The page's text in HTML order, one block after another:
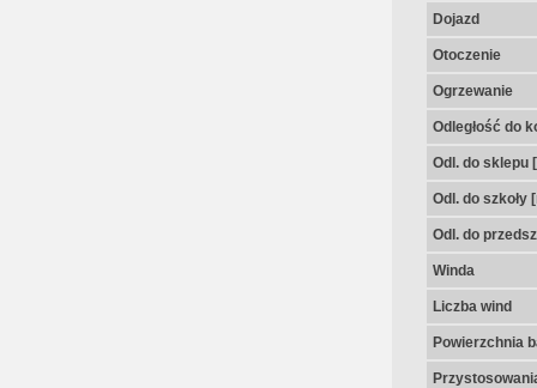
Dojazd
Otoczenie
Ogrzewanie
Odległość do
Odl. do sklepu
Odl. do szkoły
Odl. do
Winda
Liczba wind
Powierzchnia